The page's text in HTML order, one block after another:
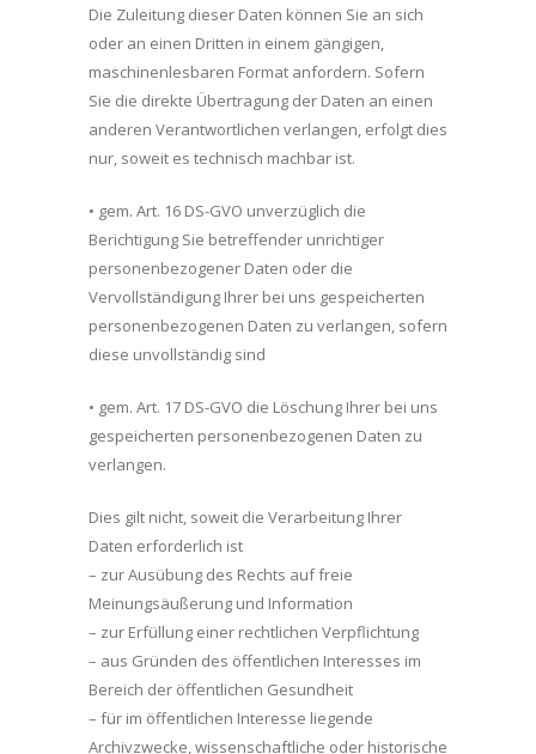
Die Zuleitung dieser Daten können Sie an sich
oder an einen Dritten in einem gängigen,
maschinenlesbaren Format anfordern. Sofern
Sie die direkte Übertragung der Daten an einen
anderen Verantwortlichen verlangen, erfolgt dies
nur, soweit es technisch machbar ist.
• gem. Art. 16 DS-GVO unverzüglich die
Berichtigung Sie betreffender unrichtiger
personenbezogener Daten oder die
Vervollständigung Ihrer bei uns gespeicherten
personenbezogenen Daten zu verlangen, sofern
diese unvollständig sind
• gem. Art. 17 DS-GVO die Löschung Ihrer bei uns
gespeicherten personenbezogenen Daten zu
verlangen.
Dies gilt nicht, soweit die Verarbeitung Ihrer
Daten erforderlich ist
– zur Ausübung des Rechts auf freie
Meinungsäußerung und Information
– zur Erfüllung einer rechtlichen Verpflichtung
– aus Gründen des öffentlichen Interesses im
Bereich der öffentlichen Gesundheit
– für im öffentlichen Interesse liegende
Archivzwecke, wissenschaftliche oder historische